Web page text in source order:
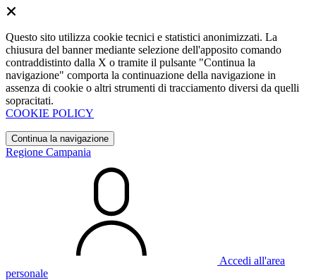
Questo sito utilizza cookie tecnici e statistici anonimizzati. La
chiusura del banner mediante selezione dell'apposito comando
contraddistinto dalla X o tramite il pulsante "Continua la
navigazione" comporta la continuazione della navigazione in
assenza di cookie o altri strumenti di tracciamento diversi da quelli
sopracitati.
COOKIE POLICY
Continua la navigazione
Regione Campania
Accedi all'area
personale